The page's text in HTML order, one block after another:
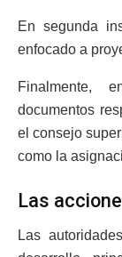
En segunda
enfocado a
Finalmente,
documentos
el consejo
como la
Las
Las